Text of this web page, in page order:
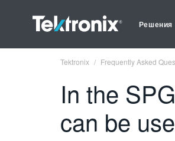
Решения
Tektronix Frequently Asked
In the
can be